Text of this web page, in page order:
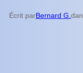
Écrit parBernard G.